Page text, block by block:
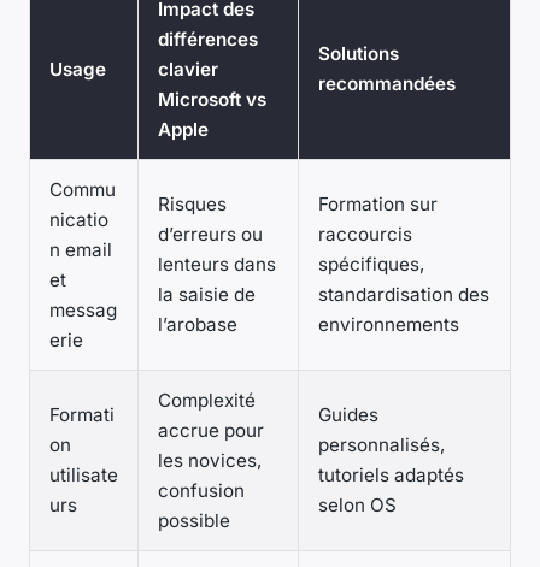
Usage
Impact des
différences
clavier
Microsoft vs
Apple
Solutions
recommandées
Commu
nicatio
n email
et
messag
erie
Risques
d’erreurs ou
lenteurs dans
la saisie de
l’arobase
Formation sur
raccourcis
spécifiques,
standardisation des
environnements
Formati
on
utilisate
urs
Complexité
accrue pour
les novices,
confusion
possible
Guides
personnalisés,
tutoriels adaptés
selon OS